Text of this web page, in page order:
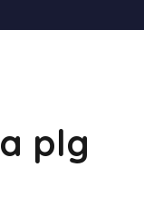
plg